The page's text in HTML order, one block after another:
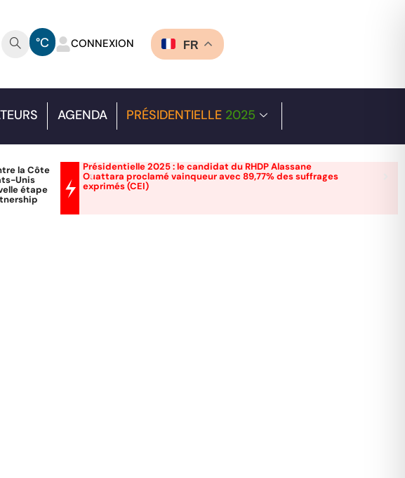
°C CONNEXION FR
AGENDA PRÉSIDENTIELLE 2025
la Côte
Unis
étape
Présidentielle 2025 : le candidat du RHDP Alassane
Ouattara proclamé vainqueur avec 89,77% des suffrages
exprimés (CEI)